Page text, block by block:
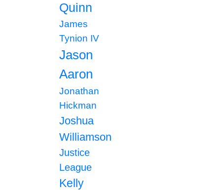
Quinn
James
Tynion IV
Jason
Aaron
Jonathan
Hickman
Joshua
Williamson
Justice
League
Kelly